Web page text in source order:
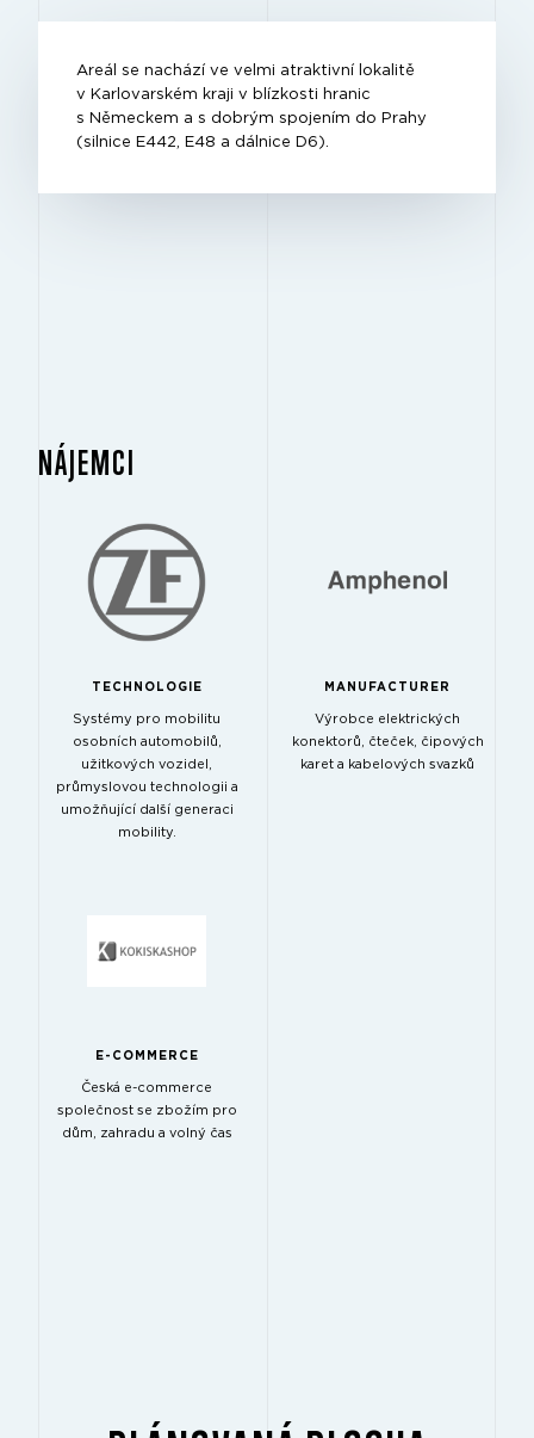
Areál se nachází ve velmi atraktivní lokalitě
v Karlovarském kraji v blízkosti hranic
s Německem a s dobrým spojením do Prahy
(silnice E442, E48 a dálnice D6).
NÁJEMCI
TECHNOLOGIE
Systémy pro mobilitu
osobních automobilů,
užitkových vozidel,
průmyslovou technologii a
umožňující další generaci
mobility.
MANUFACTURER
Výrobce elektrických
konektorů, čteček, čipových
karet a kabelových svazků
E-COMMERCE
Česká e-commerce
společnost se zbožím pro
dům, zahradu a volný čas